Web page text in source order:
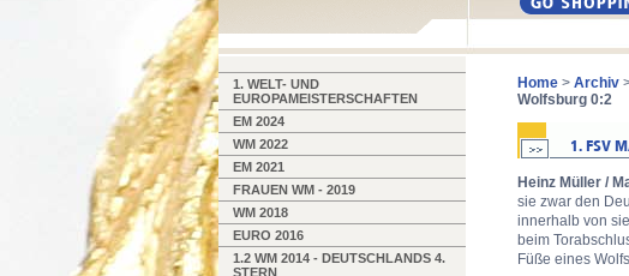
1. WELT- UND
EUROPAMEISTERSCHAFTEN
EM 2024
WM 2022
EM 2021
FRAUEN WM - 2019
WM 2018
EURO 2016
1.2 WM 2014 - DEUTSCHLANDS 4.
STERN
Home > Archiv
Wolfsburg 0:2
Heinz Müller /
sie zwar den
innerhalb von
beim
Füße eines